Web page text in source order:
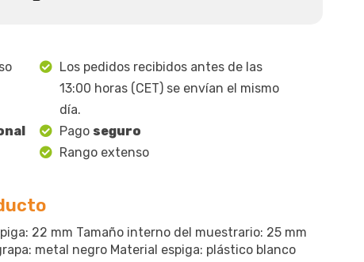
Los pedidos recibidos antes de las
13:00 horas (CET) se envían el mismo
día.
Pago seguro
Rango extenso
22 mm Tamaño interno del muestrario: 25 mm
metal negro Material espiga: plástico blanco